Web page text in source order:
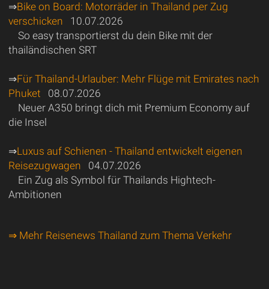
⇒Bike on Board: Motorräder in Thailand per Zug
verschicken 10.07.2026
So easy transportierst du dein Bike mit der
thailändischen SRT
⇒Für Thailand-Urlauber: Mehr Flüge mit Emirates nach
Phuket 08.07.2026
Neuer A350 bringt dich mit Premium Economy auf
die Insel
⇒Luxus auf Schienen - Thailand entwickelt eigenen
Reisezugwagen 04.07.2026
Ein Zug als Symbol für Thailands Hightech-
Ambitionen
⇒ Mehr Reisenews Thailand zum Thema Verkehr